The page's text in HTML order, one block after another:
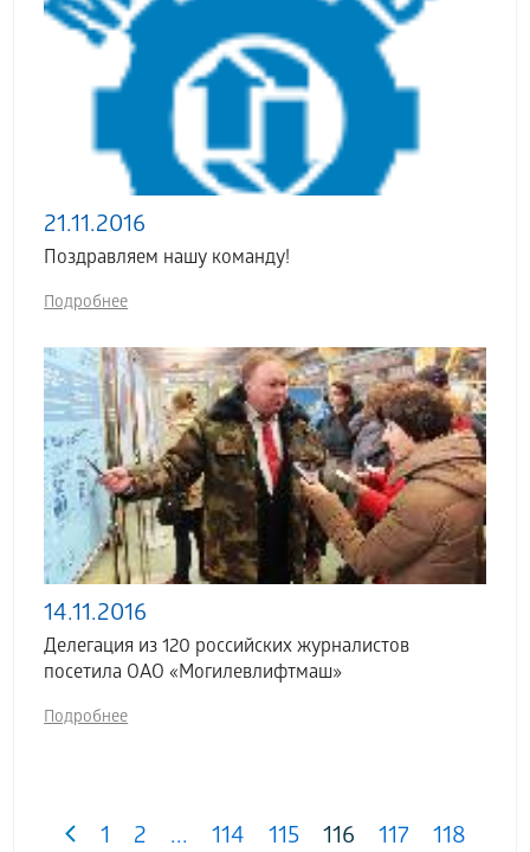
21.11.2016
Поздравляем нашу команду!
Подробнее
14.11.2016
Делегация из 120 российских журналистов
посетила ОАО «Могилевлифтмаш»
Подробнее
1 2 ... 114 115 116 117 118